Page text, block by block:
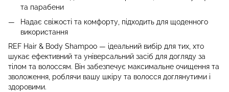
та парабени
Надає свіжості та комфорту, підходить для щоденного
використання
REF Hair & Body Shampoo — ідеальний вибір для тих, хто
шукає ефективний та універсальний засіб для догляду за
тілом та волоссям. Він забезпечує максимальне очищення та
зволоження, роблячи вашу шкіру та волосся доглянутими і
здоровими.